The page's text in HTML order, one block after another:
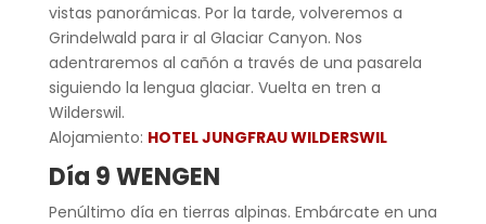
vistas panorámicas. Por la tarde, volveremos a
Grindelwald para ir al Glaciar Canyon. Nos
adentraremos al cañón a través de una pasarela
siguiendo la lengua glaciar. Vuelta en tren a
Wilderswil.
Alojamiento: HOTEL JUNGFRAU WILDERSWIL
Día 9 WENGEN
Penúltimo día en tierras alpinas. Embárcate en una